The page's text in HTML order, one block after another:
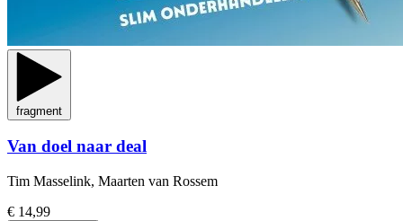
fragment
Van doel naar deal
Tim Masselink, Maarten van Rossem
€ 14,99